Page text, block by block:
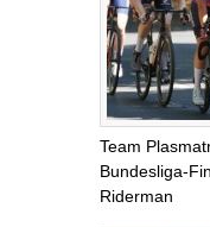
Team
Bundesliga-
Riderman